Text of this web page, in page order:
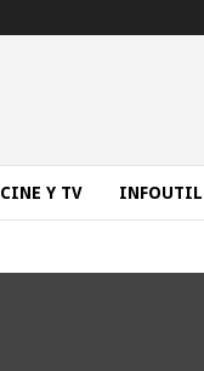
CINE Y TV INFOUTIL